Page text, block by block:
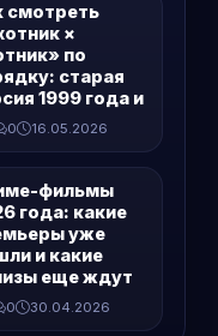
смотреть
×
по
старая
1999 года и
0 16.05.2026
фильмы
года: какие
уже
и какие
еще ждут
0 30.04.2026